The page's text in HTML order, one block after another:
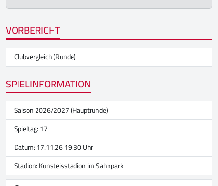
VORBERICHT
Clubvergleich (Runde)
SPIELINFORMATION
Saison 2026/2027 (Hauptrunde)
Spieltag: 17
Datum: 17.11.26 19:30 Uhr
Stadion:Kunsteisstadion im Sahnpark